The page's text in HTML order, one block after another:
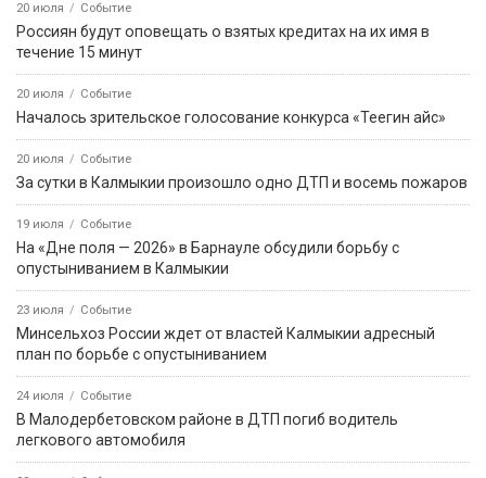
20 июля Событие
Россиян будут оповещать о взятых кредитах на их имя в
течение 15 минут
20 июля Событие
Началось зрительское голосование конкурса «Теегин айс»
20 июля Событие
За сутки в Калмыкии произошло одно ДТП и восемь пожаров
19 июля Событие
На «Дне поля — 2026» в Барнауле обсудили борьбу с
опустыниванием в Калмыкии
23 июля Событие
Минсельхоз России ждет от властей Калмыкии адресный
план по борьбе с опустыниванием
24 июля Событие
В Малодербетовском районе в ДТП погиб водитель
легкового автомобиля